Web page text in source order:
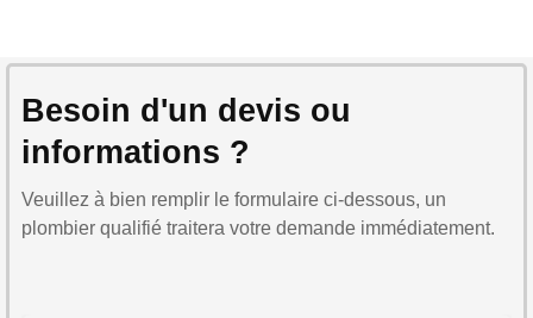
Besoin d'un devis ou
informations ?
Veuillez à bien remplir le formulaire ci-dessous, un
plombier qualifié traitera votre demande immédiatement.